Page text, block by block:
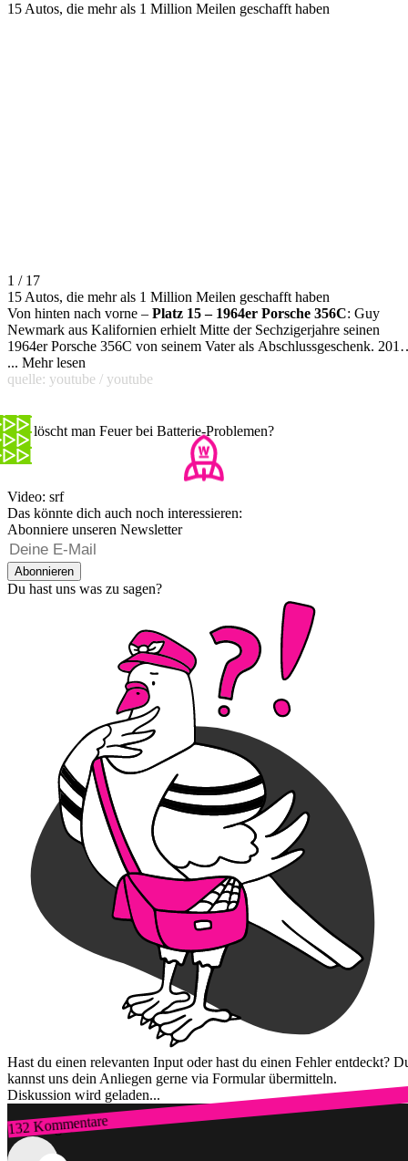
15 Autos, die mehr als 1 Million Meilen geschafft haben
1 / 17
15 Autos, die mehr als 1 Million Meilen geschafft haben
Von hinten nach vorne – Platz 15 – 1964er Porsche 356C: Guy
Newmark aus Kalifornien erhielt Mitte der Sechzigerjahre seinen
1964er Porsche 356C von seinem Vater als Abschlussgeschenk. 2016
fuhr Newmark immer noch seinen blauen Porsche, als der
auf1'000'000 / 1'609'344 km
... Mehr lesen
quelle: youtube / youtube
Wie löscht man Feuer bei Batterie-Problemen?
Video: srf
Das könnte dich auch noch interessieren:
Abonniere unseren Newsletter
Abonnieren
Du hast uns was zu sagen?
Hast du einen relevanten Input oder hast du einen Fehler entdeckt?
kannst uns dein Anliegen gerne via Formular übermitteln.
Diskussion wird geladen...
132 Kommentare
Zum Login